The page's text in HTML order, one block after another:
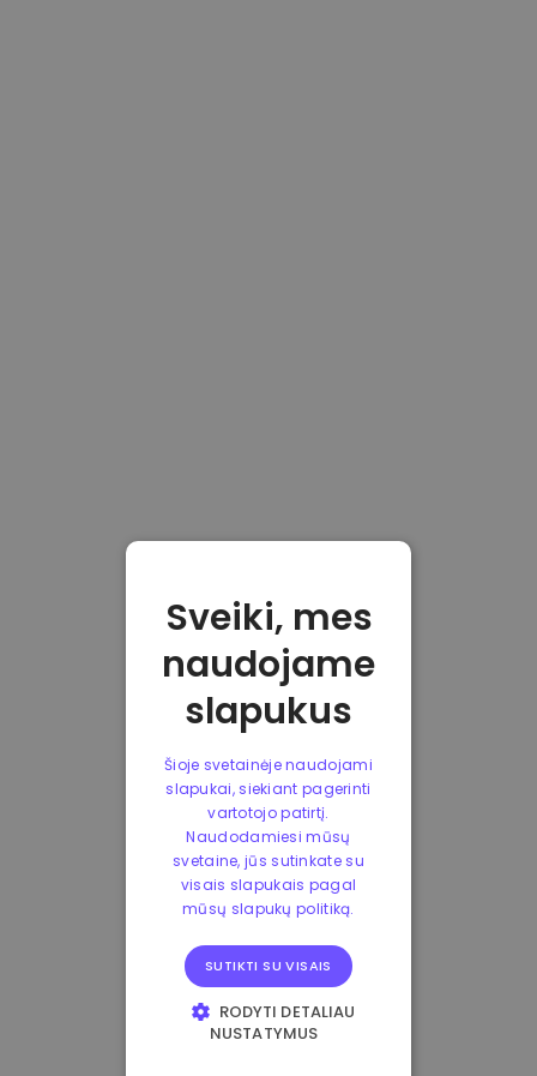
Sveiki, mes
naudojame
slapukus
Šioje svetainėje naudojami
slapukai, siekiant pagerinti
vartotojo patirtį.
Naudodamiesi mūsų
svetaine, jūs sutinkate su
visais slapukais pagal
mūsų slapukų politiką.
SUTIKTI SU VISAIS
RODYTI DETALIAU
NUSTATYMUS